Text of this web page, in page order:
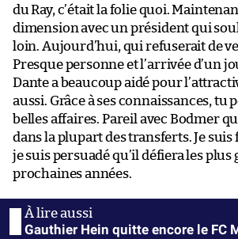
du Ray, c’était la folie quoi.
dimension avec un président qui
loin. Aujourd’hui, qui refuserait de
Presque personne et l’arrivée d’un
Dante a beaucoup aidé pour
aussi. Grâce à ses connaissances, tu
belles affaires. Pareil avec Bodmer
dans la plupart des transferts. Je suis
je suis persuadé qu’il défiera les plus
prochaines années.
Gauthier Hein quitte encore le FC